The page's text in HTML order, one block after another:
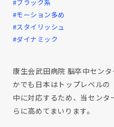
#ブラック系
#モーション多め
#スタイリッシュ
#ダイナミック
康生会武田病院 脳卒中セン
かでも日本はトップレベルの
中に対応するため、当セン
らに高めてまいります。